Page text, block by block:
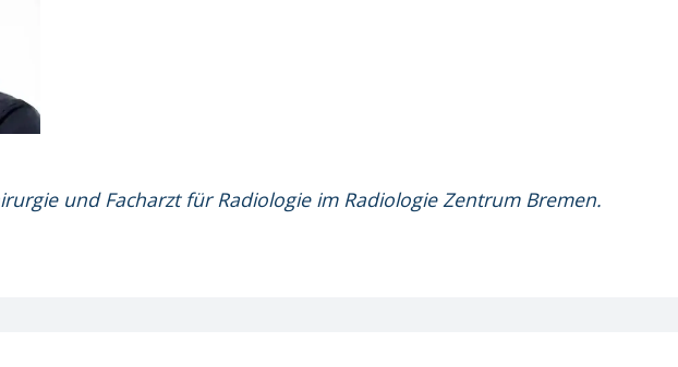
und Facharzt für Radiologie im Radiologie Zentrum Bremen.